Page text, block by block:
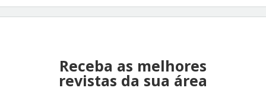
Receba as melhores
revistas da sua área